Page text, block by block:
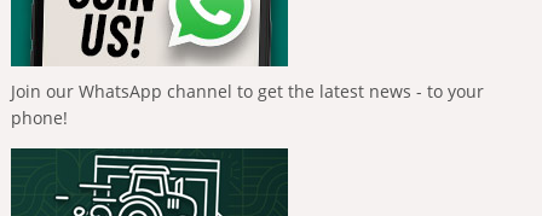
Join our WhatsApp channel to get the latest news - to your
phone!